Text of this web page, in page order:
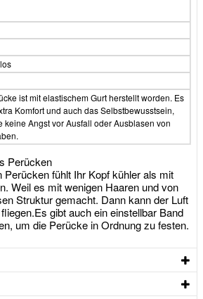
ist mit elastischem Gurt herstellt worden. Es
Komfort und auch das Selbstbewusstsein,
keine Angst vor Ausfall oder Ausblasen von
Perücken
Perücken fühlt Ihr Kopf kühler als mit
Weil es mit wenigen Haaren und von
Struktur gemacht. Dann kann der Luft
gibt auch ein einstellbar Band
um die Perücke in Ordnung zu festen.